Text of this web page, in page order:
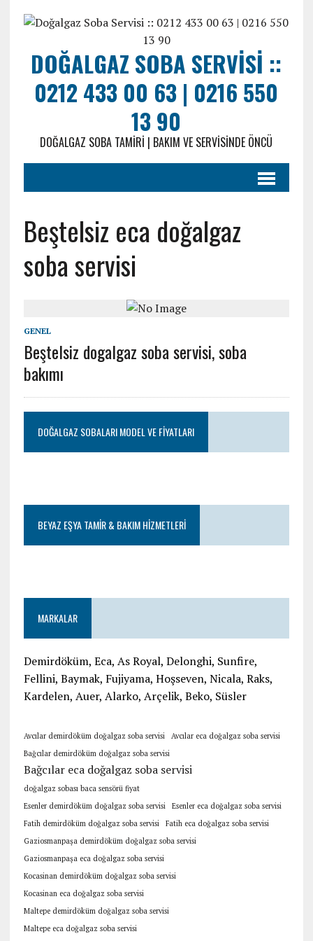
DOĞALGAZ SOBA SERVISI ::
0212 433 00 63 | 0216 550
13 90
DOĞALGAZ SOBA TAMIRI | BAKIM VE SERVISINDE ÖNCÜ
Beştelsiz eca doğalgaz
soba servisi
GENEL
Beştelsiz dogalgaz soba servisi, soba
bakımı
DOĞALGAZ SOBALARI MODEL VE FIYATLARI
BEYAZ EŞYA TAMIR & BAKIM HIZMETLERI
MARKALAR
Demirdöküm, Eca, As Royal, Delonghi, Sunfire,
Fellini, Baymak, Fujiyama, Hoşseven, Nicala, Raks,
Kardelen, Auer, Alarko, Arçelik, Beko, Süsler
Avcılar demirdöküm doğalgaz soba servisi
Avcılar eca doğalgaz soba servisi
Bağcılar demirdöküm doğalgaz soba servisi
Bağcılar eca doğalgaz soba servisi
doğalgaz sobası baca sensörü fiyat
Esenler demirdöküm doğalgaz soba servisi
Esenler eca doğalgaz soba servisi
Fatih demirdöküm doğalgaz soba servisi
Fatih eca doğalgaz soba servisi
Gaziosmanpaşa demirdöküm doğalgaz soba servisi
Gaziosmanpaşa eca doğalgaz soba servisi
Kocasinan demirdöküm doğalgaz soba servisi
Kocasinan eca doğalgaz soba servisi
Maltepe demirdöküm doğalgaz soba servisi
Maltepe eca doğalgaz soba servisi